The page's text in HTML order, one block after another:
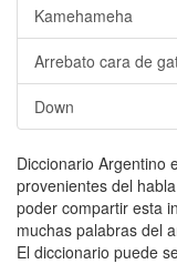
Kamehameha
Arrebato cara de
Down
Diccionario Argentino
provenientes del
poder compartir esta
muchas palabras del
El diccionario puede